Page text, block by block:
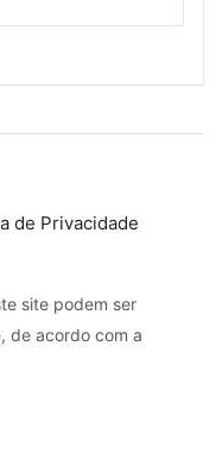
de Privacidade
site podem ser
de acordo com a